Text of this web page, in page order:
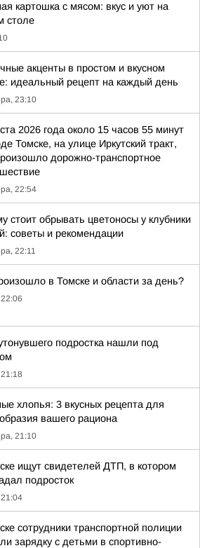
картошка с мясом: вкус и уют на
столе
акценты в простом и вкусном
идеальный рецепт на каждый день
23:10
2026 года около 15 часов 55 минут
Томске, на улице Иркутский тракт,
дорожно-транспортное
22:54
стоит обрывать цветоносы у клубники
советы и рекомендации
22:11
в Томске и области за день?
подростка нашли под
хлопья: 3 вкусных рецепта для
вашего рациона
21:10
ищут свидетелей ДТП, в котором
подросток
сотрудники транспортной полиции
зарядку с детьми в спортивно-